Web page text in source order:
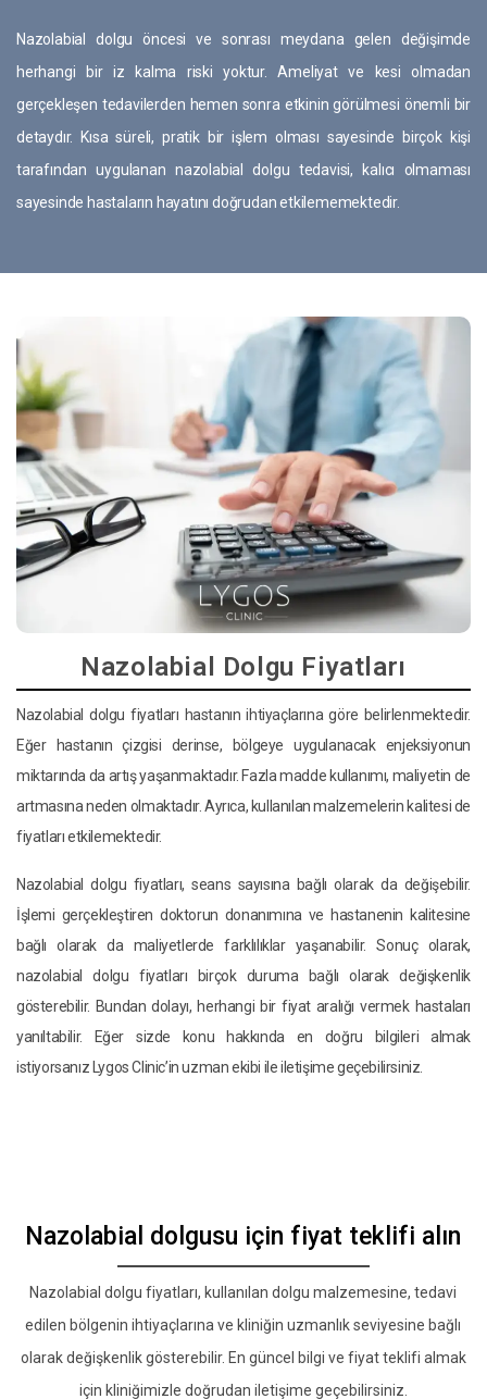
Nazolabial dolgu öncesi ve sonrası meydana gelen değişimde
herhangi bir iz kalma riski yoktur. Ameliyat ve kesi olmadan
gerçekleşen tedavilerden hemen sonra etkinin görülmesi önemli bir
detaydır. Kısa süreli, pratik bir işlem olması sayesinde birçok kişi
tarafından uygulanan nazolabial dolgu tedavisi, kalıcı olmaması
sayesinde hastaların hayatını doğrudan etkilememektedir.
Nazolabial Dolgu Fiyatları
Nazolabial dolgu fiyatları hastanın ihtiyaçlarına göre belirlenmektedir.
Eğer hastanın çizgisi derinse, bölgeye uygulanacak enjeksiyonun
miktarında da artış yaşanmaktadır. Fazla madde kullanımı, maliyetin de
artmasına neden olmaktadır. Ayrıca, kullanılan malzemelerin kalitesi de
fiyatları etkilemektedir.
Nazolabial dolgu fiyatları, seans sayısına bağlı olarak da değişebilir.
İşlemi gerçekleştiren doktorun donanımına ve hastanenin kalitesine
bağlı olarak da maliyetlerde farklılıklar yaşanabilir. Sonuç olarak,
nazolabial dolgu fiyatları birçok duruma bağlı olarak değişkenlik
gösterebilir. Bundan dolayı, herhangi bir fiyat aralığı vermek hastaları
yanıltabilir. Eğer sizde konu hakkında en doğru bilgileri almak
istiyorsanız Lygos Clinic’in uzman ekibi ile iletişime geçebilirsiniz.
Nazolabial dolgusu için fiyat teklifi alın
Nazolabial dolgu fiyatları, kullanılan dolgu malzemesine, tedavi
edilen bölgenin ihtiyaçlarına ve kliniğin uzmanlık seviyesine bağlı
olarak değişkenlik gösterebilir. En güncel bilgi ve fiyat teklifi almak
için kliniğimizle doğrudan iletişime geçebilirsiniz.